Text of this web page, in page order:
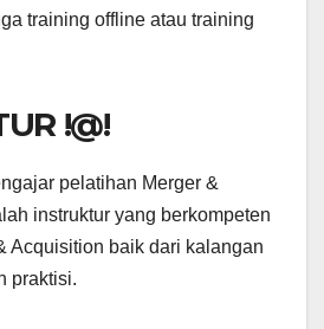
training offline atau training
!@!
pelatihan Merger &
instruktur yang berkompeten
Acquisition baik dari kalangan
praktisi.